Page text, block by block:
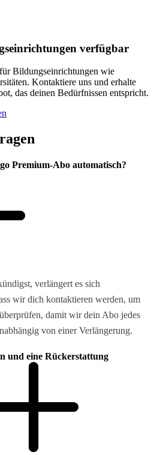
verfügbar
Bildungseinrichtungen wie
Kontaktiere uns und erhalte
das deinen Bedürfnissen entspricht.
Premium-Abo automatisch?
verlängert es sich
wir dich kontaktieren werden, um
damit wir dein Abo jedes
von einer Verlängerung.
und eine Rückerstattung